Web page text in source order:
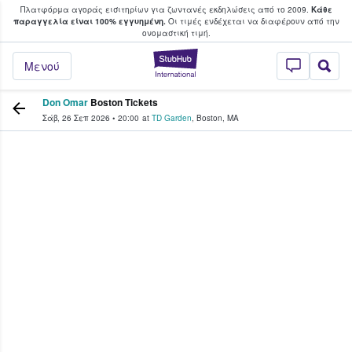
Πλατφόρμα αγοράς εισιτηρίων για ζωντανές εκδηλώσεις από το 2009. Κάθε
παραγγελία είναι 100% εγγυημένη.Οι τιμές ενδέχεται να διαφέρουν από την
oνομαστική τιμή.
StubHub - Όπου
Μενού
φαν αγοράζουν και πουλούν
Don Omar Boston Tickets
Σάβ, 26 Σεπ 2026 • 20:00 at TD Garden, Boston, MA